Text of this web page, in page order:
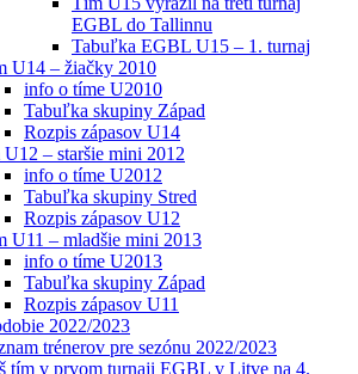
EGBL do Tallinnu
Tabuľka EGBL U15 – 1. turnaj
U14 – žiačky 2010
info o tíme U2010
Tabuľka skupiny Západ
Rozpis zápasov U14
U12 – staršie mini 2012
info o tíme U2012
Tabuľka skupiny Stred
Rozpis zápasov U12
U11 – mladšie mini 2013
info o tíme U2013
Tabuľka skupiny Západ
Rozpis zápasov U11
2022/2023
trénerov pre sezónu 2022/2023
tím v prvom turnaji EGBL v Litve na 4.